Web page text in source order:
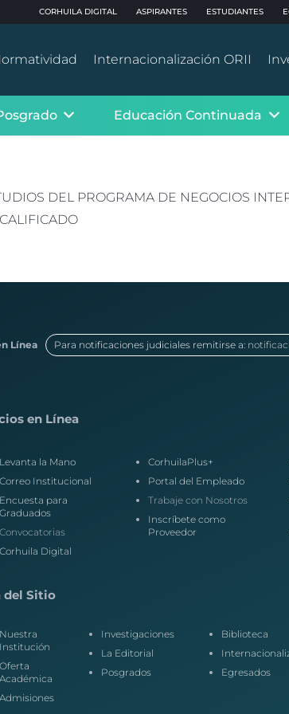
CORHUILA DIGITAL ASPIRANTES ESTUDIANTES
Internacionalización ORII
Educación Continuada
DEL PROGRAMA DE NEGOCIOS
Línea Para notificaciones judiciales remitirse a:
en Línea
Levanta la Mano
Correo Institucional
Encuesta para
Graduados
Convocatorias
Corhuila Digital
CorhuilaPlus+
Portal del Empleado
Trabaje con Nosotros
Inscríbete como
Proveedor
del Sitio
Nuestra
Institución
Oferta
Académica
Admisiones
Investigaciones
La Editorial
Posgrados
Biblioteca
Egresados